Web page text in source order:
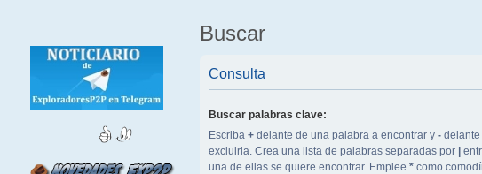
Buscar
Consulta
Buscar palabras clave:
Escriba +delante de una palabra a encontrar y -delante
excluirla. Crea una lista de palabras separadas por
una de ellas se quiere encontrar. Emplee *como